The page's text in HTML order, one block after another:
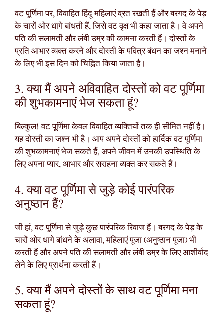
वट पूर्णिमा पर, विवाहित हिंदू महिलाएं व्रत रखती हैं और बरगद के पेड़
के चारों ओर धागे बांधती हैं, जिसे वट वृक्ष भी कहा जाता है। वे अपने
पति की सलामती और लंबी उम्र की कामना करती हैं। दोस्तों के
प्रति आभार व्यक्त करने और दोस्ती के पवित्र बंधन का जश्न मनाने
के लिए भी इस दिन को चिह्नित किया जाता है।
3. क्या मैं अपने अविवाहित दोस्तों को वट पूर्णिमा
की शुभकामनाएं भेज सकता हूं?
बिल्कुल! वट पूर्णिमा केवल विवाहित व्यक्तियों तक ही सीमित नहीं है।
यह दोस्ती का जश्न भी है। आप अपने दोस्तों को हार्दिक वट पूर्णिमा
की शुभकामनाएं भेज सकते हैं, अपने जीवन में उनकी उपस्थिति के
लिए अपना प्यार, आभार और सराहना व्यक्त कर सकते हैं।
4. क्या वट पूर्णिमा से जुड़े कोई पारंपरिक
अनुष्ठान हैं?
जी हां, वट पूर्णिमा से जुड़े कुछ पारंपरिक रिवाज हैं। बरगद के पेड़ के
चारों ओर धागे बांधने के अलावा, महिलाएं पूजा (अनुष्ठान पूजा) भी
करती हैं और अपने पति की सलामती और लंबी उम्र के लिए आशीर्वाद
लेने के लिए प्रार्थना करती हैं।
5. क्या मैं अपने दोस्तों के साथ वट पूर्णिमा मना
सकता हूं?